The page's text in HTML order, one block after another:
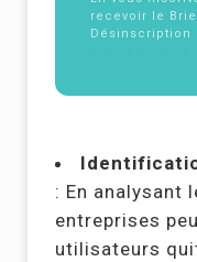
recevoir le
Désinscription
: En analysant
entreprises
utilisateurs